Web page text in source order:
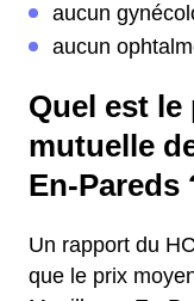
aucun
aucun
Quel est le
mutuelle
En-Pareds
Un rapport du
que le prix